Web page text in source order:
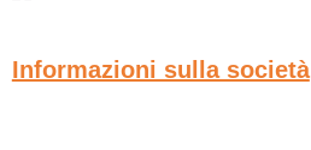
Informazioni sulla società